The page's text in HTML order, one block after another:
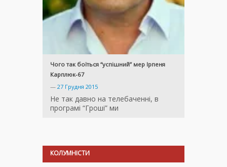
Чого так боїться “успішний” мер Ірпеня
Карплюк-67
— 27 Грудня 2015
Не так давно на телебаченні, в
програмі “Гроші” ми
КОЛУМНІСТИ